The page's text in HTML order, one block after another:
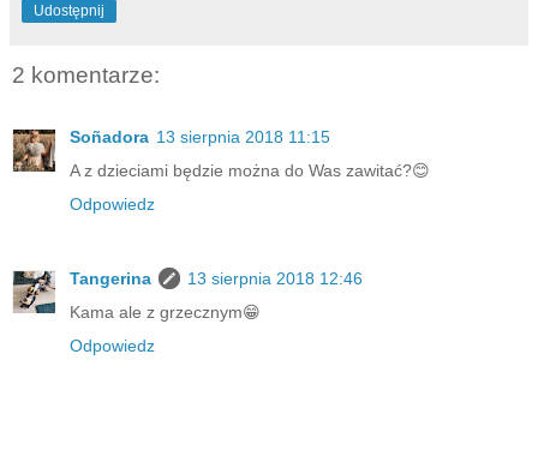
Udostępnij
2 komentarze:
Soñadora 13 sierpnia 2018 11:15
A z dzieciami będzie można do Was zawitać?😊
Odpowiedz
Tangerina
13 sierpnia 2018 12:46
Kama ale z grzecznym😁
Odpowiedz